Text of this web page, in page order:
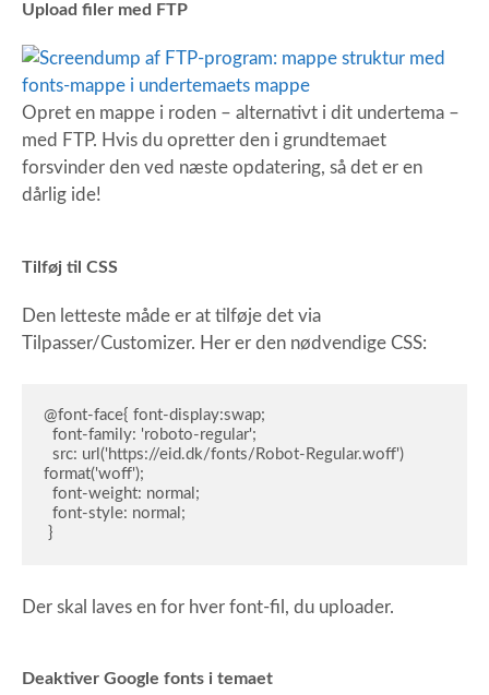
Upload filer med FTP
Opret en mappe i roden – alternativt i dit undertema –
med FTP. Hvis du opretter den i grundtemaet
forsvinder den ved næste opdatering, så det er en
dårlig ide!
Tilføj til CSS
Den letteste måde er at tilføje det via
Tilpasser/Customizer. Her er den nødvendige CSS:
@font-face{ font-display:swap;
format('woff');
}
Der skal laves en for hver font-fil, du uploader.
Deaktiver Google fonts i temaet